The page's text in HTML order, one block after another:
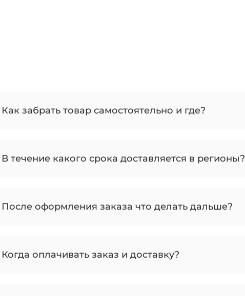
Как забрать товар самостоятельно и где?
В течение какого срока доставляется в регионы?
После оформления заказа что делать дальше?
Когда оплачивать заказ и доставку?